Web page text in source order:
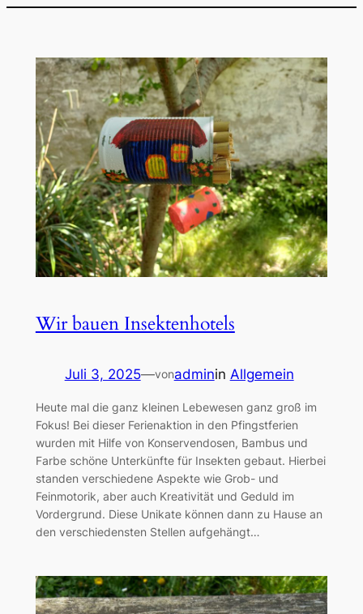
Wir bauen Insektenhotels
Juli 3, 2025—vonadminin Allgemein
Heute mal die ganz kleinen Lebewesen ganz groß im
Fokus! Bei dieser Ferienaktion in den Pfingstferien
wurden mit Hilfe von Konservendosen, Bambus und
Farbe schöne Unterkünfte für Insekten gebaut. Hierbei
standen verschiedene Aspekte wie Grob- und
Feinmotorik, aber auch Kreativität und Geduld im
Vordergrund. Diese Unikate können dann zu Hause an
den verschiedensten Stellen aufgehängt…